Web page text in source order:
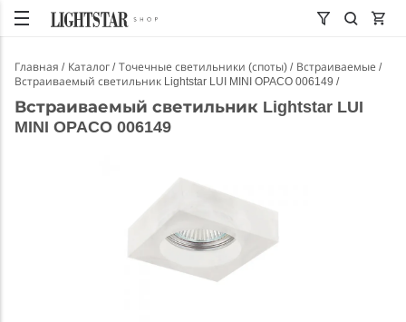
Главная Каталог Точечные светильники (споты)
Встраиваемые
Встраиваемый светильник Lightstar LUI MINI OPACO 006149
Встраиваемый светильник Lightstar LUI
MINI OPACO 006149